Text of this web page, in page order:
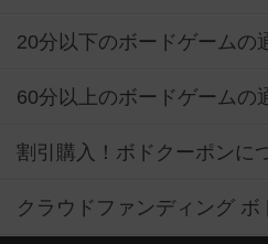
20分以下のボードゲームの
60分以上のボードゲームの
割引購入！ボドクーポンに
クラウドファンディング ボ